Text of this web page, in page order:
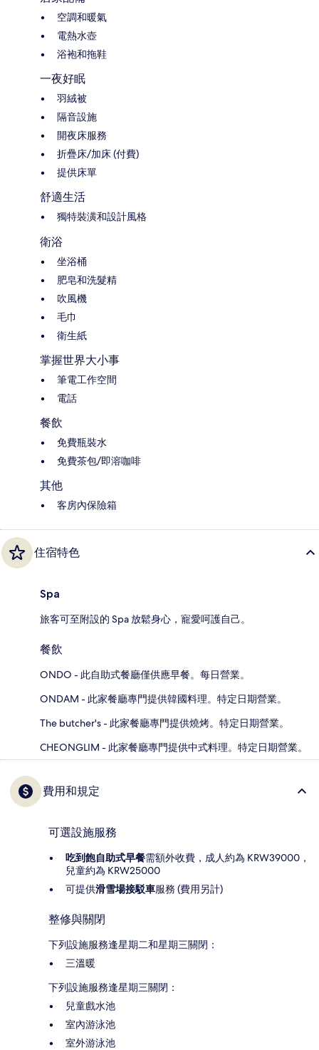
空調和暖氣
電熱水壺
浴袍和拖鞋
一夜好眠
羽絨被
隔音設施
開夜床服務
折疊床/加床 (付費)
提供床單
舒適生活
獨特裝潢和設計風格
衛浴
坐浴桶
肥皂和洗髮精
吹風機
毛巾
衛生紙
掌握世界大小事
筆電工作空間
電話
餐飲
免費瓶裝水
免費茶包/即溶咖啡
其他
客房內保險箱
住宿特色
Spa
旅客可至附設的 Spa 放鬆身心，寵愛呵護自己。
餐飲
ONDO - 此自助式餐廳僅供應早餐。每日營業。
ONDAM - 此家餐廳專門提供韓國料理。特定日期營業。
The butcher's - 此家餐廳專門提供燒烤。特定日期營業。
CHEONGLIM - 此家餐廳專門提供中式料理。特定日期營業。
費用和規定
可選設施服務
吃到飽自助式早餐需額外收費，成人約為 KRW39000，
兒童約為 KRW25000
可提供滑雪場接駁車服務 (費用另計)
整修與關閉
下列設施服務逢星期二和星期三關閉：
三溫暖
下列設施服務逢星期三關閉：
兒童戲水池
室內游泳池
室外游泳池